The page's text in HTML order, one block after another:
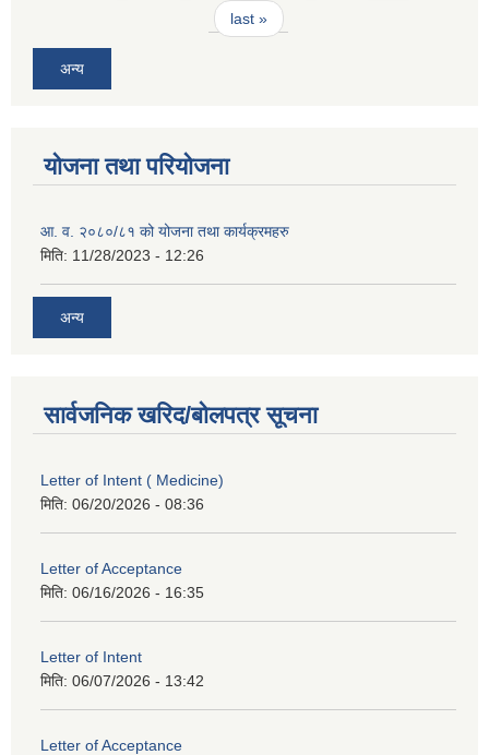
last »
अन्य
योजना तथा परियोजना
आ. व. २०८०/८१ को योजना तथा कार्यक्रमहरु
मिति: 11/28/2023 - 12:26
अन्य
सार्वजनिक खरिद/बोलपत्र सूचना
Letter of Intent ( Medicine)
मिति: 06/20/2026 - 08:36
Letter of Acceptance
मिति: 06/16/2026 - 16:35
Letter of Intent
मिति: 06/07/2026 - 13:42
Letter of Acceptance